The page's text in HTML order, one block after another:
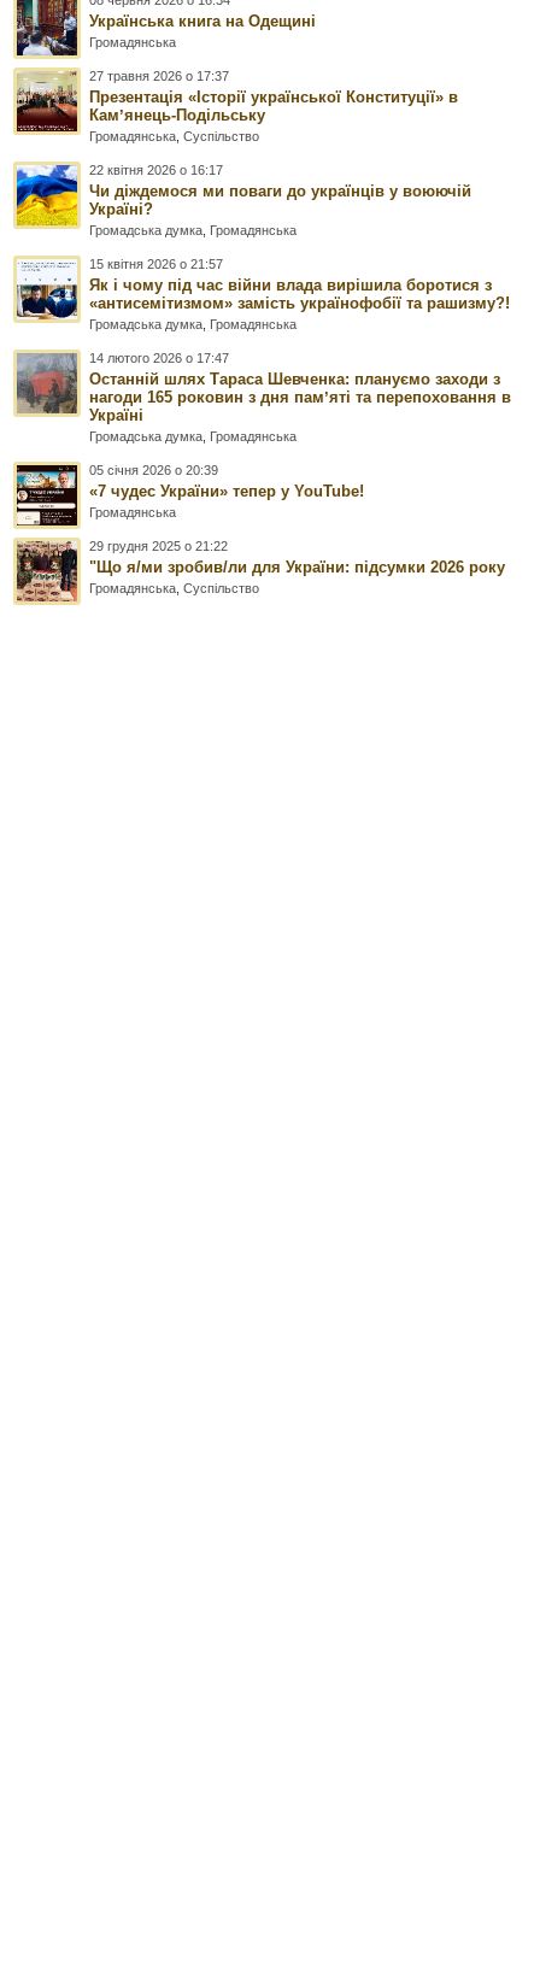
Українська книга на Одещині
Громадянська
27 травня 2026 о 17:37
Презентація «Історії української Конституції» в
Камʼянець-Подільську
Громадянська ,Суспільство
22 квітня 2026 о 16:17
Чи діждемося ми поваги до українців у воюючій
Україні?
Громадська думка Громадянська
15 квітня 2026 о 21:57
Як і чому під час війни влада вирішила боротися з
«антисемітизмом» замість українофобії та рашизму?!
Громадська думка Громадянська
14 лютого 2026 о 17:47
Останній шлях Тараса Шевченка: плануємо заходи з
нагоди 165 роковин з дня памʼяті та перепоховання в
Україні
Громадська думка Громадянська
05 січня 2026 о 20:39
«7 чудес України» тепер у YouTube!
Громадянська
29 грудня 2025 о 21:22
"Що я/ми зробив/ли для України: підсумки 2026 року
Громадянська ,Суспільство